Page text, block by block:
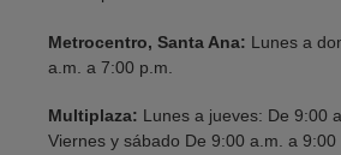
Metrocentro, Santa Ana: Lunes a
a.m. a 7:00 p.m.
Multiplaza: Lunes a jueves: De 9:00
Viernes y sábado De 9:00 a.m. a